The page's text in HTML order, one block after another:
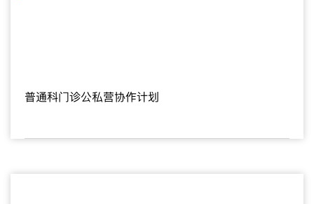
普通科门诊公私营协作计划